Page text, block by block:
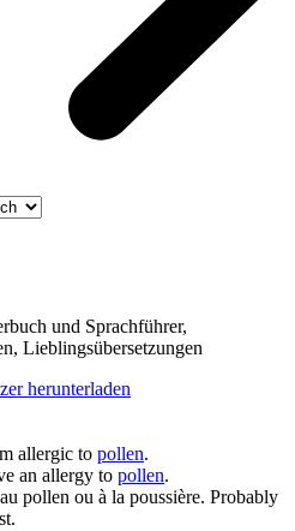
und Sprachführer,
Lieblingsübersetzungen
allergic to pollen.
an allergy to pollen.
pollen ou à la poussière. Probably